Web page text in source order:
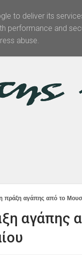
Αρχική Θεματολογία
πράξη αγάπης από το
αγάπης
to deliver its
performance and
abuse.